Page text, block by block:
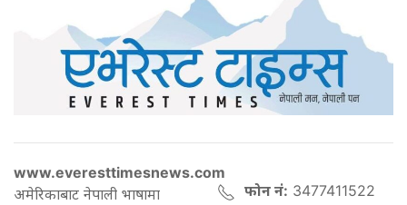
www.everesttimesnews.com
अमेरिकाबाट नेपाली भाषामा
फोन नं: 3477411522